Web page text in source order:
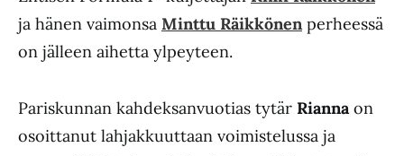
ja hänen vaimonsa Minttu Räikkönen perheessä
on jälleen aihetta ylpeyteen.
Pariskunnan kahdeksanvuotias tytär Rianna on
osoittanut lahjakkuuttaan voimistelussa ja